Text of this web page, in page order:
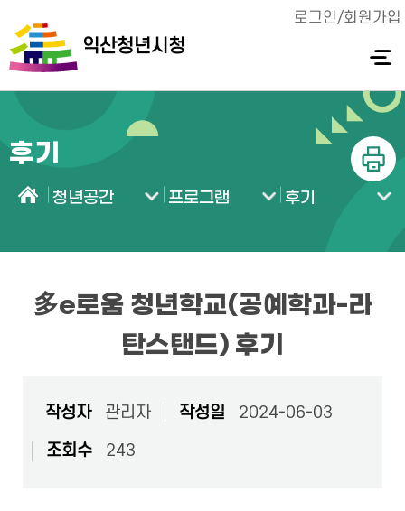
익산청년시청
로그인/회원가입
전체메
뉴 열기
후기
인쇄
청년공간 프로그램 후기
多e로움 청년학교(공예학과-라
탄스탠드) 후기
작성자 관리자 작성일
2024-06-03
조회수
243